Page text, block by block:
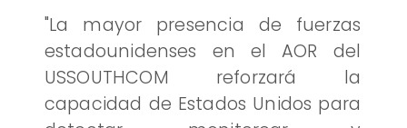
"La mayor presencia de fuerzas
estadounidenses en el AOR del
USSOUTHCOM reforzará la
capacidad de Estados Unidos para